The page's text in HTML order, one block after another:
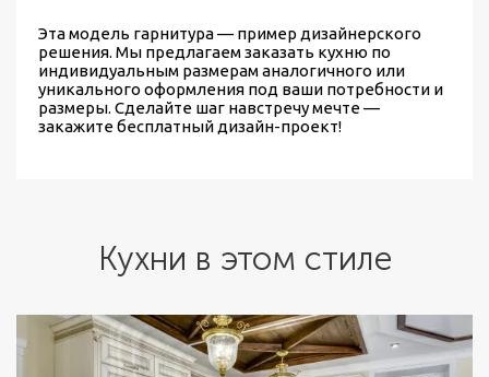
Эта модель гарнитура — пример дизайнерского
решения. Мы предлагаемзаказать кухню по
индивидуальным размераманалогичного или
уникального оформления под ваши потребности и
размеры. Сделайте шаг навстречу мечте —
закажите бесплатный дизайн-проект!
Кухни в этом стиле